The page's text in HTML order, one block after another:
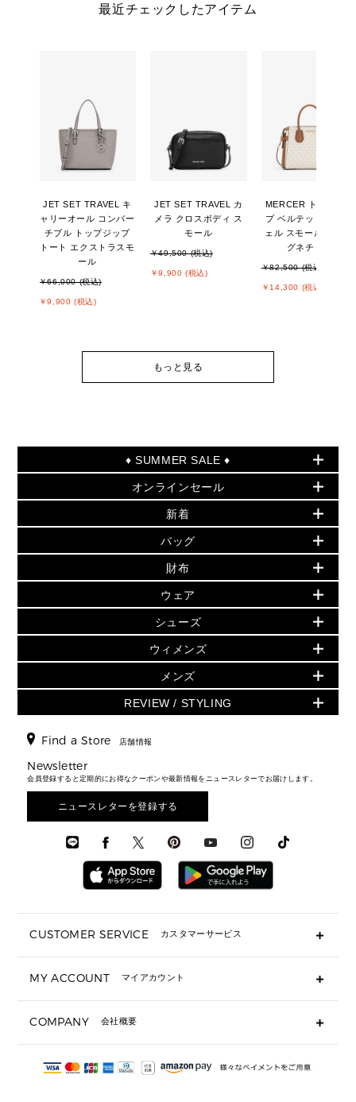
最近チェックしたアイテム
JET SET TRAVEL キ
ャリーオール コンバー
チブル トップジップ
トート エクストラスモ
ール
￥66,000 (税込)
￥9,900 (税込)
JET SET TRAVEL カ
メラ クロスボディ ス
モール
￥49,500 (税込)
￥9,900 (税込)
MERCER トップジッ
プ ベルテッド サッチ
ェル スモール - MKシ
グネチャー
￥82,500 (税込)
￥14,300 (税込)
もっと見る
♦ SUMMER SALE ♦
セールおすすめアイテム
▶ ウィメンズ
バッグ
小物
シューズ・靴
ウェア
アクセサリー
時計
▶ メンズ
バッグ
ウェア
アクセサリー
オンラインセール
PRODUCT OF THE MONTH - 今月の特別価格
再値下げアイテム
追加アイテム
▶ ウィメンズすべて(ウェア・シューズ除く)
バッグ
財布・小物
ウェア
シューズ
時計・ジュエリー
アクセサリー
メンズ バッグ
メンズ 財布・小物
メンズ シューズ
メンズ ウェア
メンズ 時計・その他
新着
初夏のスタイル
▶ すべて
▶ ウィメンズすべて
財布・小物
アクセサリー
フレグランス
シューズ
▶ メンズすべて
メンズ財布・小物
メンズアクセサリー
メンズウェア
バッグ
人気の定番アイテム
日本限定 - バッグ
▶ ウィメンズすべて
トートバッグ
ショルダーバッグ
クロスボディ・斜め掛け
トラベル
3 IN 1 / 2 IN 1 バッグ
▶ メンズすべて
財布
日本限定 - 財布・小物
▶ ウィメンズすべて
GREENWICH
折り財布(二つ折り・三つ折り)
長財布
▶ メンズすべて
ウェア
▶ ウィメンズすべて
トップス
スカート・パンツ
ジャケット・アウター
▶ メンズすべて
シューズ
▶ ウィメンズすべて
サンダル
スニーカー
▶ メンズすべて
ウィメンズ
人気の定番アイテム
▶ ウィメンズすべて
▶ バッグすべて
通勤・通学アイテム
3 IN 1 バッグ
ミニ財布・フラグメントケース
▶ 小物すべて
定期ケース・カードケース・名刺入れ
サンダル
スニーカー
メンズ
▶ メンズすべて
財布・小物
時計・ジュエリー
アクセサリー
REVIEW / STYLING
エディターレビュー
Find a Store 店舗情報
Newsletter
会員登録すると定期的にお得なクーポンや最新情報をニュースレターでお届けします。
ニュースレターを登録する
CUSTOMER SERVICE カスタマーサービス
ギフト用にラッピングができますか？
ショッピングバッグを購入商品分送ってもらえますか？
注文後に完了メールが受信できないのですが？
サイズ交換はできますか？
MY ACCOUNT マイアカウント
COMPANY 会社概要
会社概要